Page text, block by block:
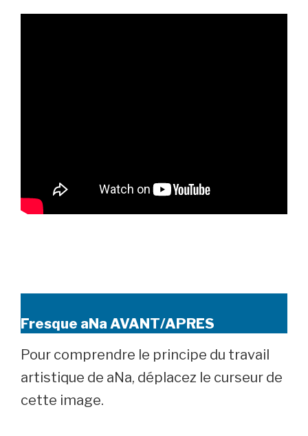
Fresque aNa AVANT/APRES
Pour comprendre le principe du travail
artistique de aNa, déplacez le curseur de
cette image.